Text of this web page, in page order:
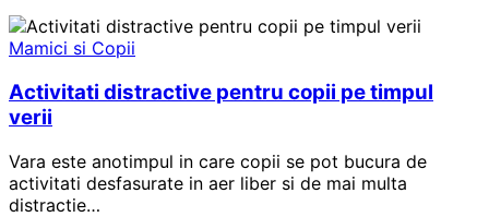
Mamici si Copii
Activitati distractive pentru copii pe timpul
verii
Vara este anotimpul in care copii se pot bucura de
activitati desfasurate in aer liber si de mai multa
distractie…